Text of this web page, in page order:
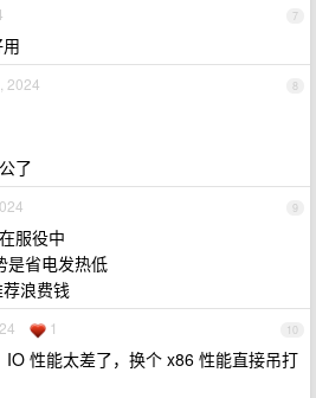
7
8
2024
了
9
服役中
是省电发热低
浪费钱
10
1
性能太差了，换个 x86 性能直接吊打